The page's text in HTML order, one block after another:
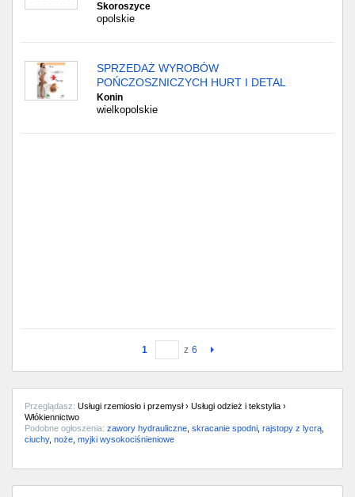
Skoroszyce
opolskie
SPRZEDAŻ WYROBÓW
POŃCZOSZNICZYCH HURT I DETAL
Konin
wielkopolskie
1 z 6
Przeglądasz: Usługi rzemiosło i przemysł › Usługi odzież i tekstylia ›
Włókiennictwo
Podobne ogłoszenia: zawory hydrauliczne skracanie spodni rajstopy z lycrą
ciuchy, noże myjki wysokociśnieniowe